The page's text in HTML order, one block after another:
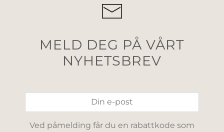
MELD DEG PÅ VÅRT
NYHETSBREV
Ved påmelding får du en rabattkode som